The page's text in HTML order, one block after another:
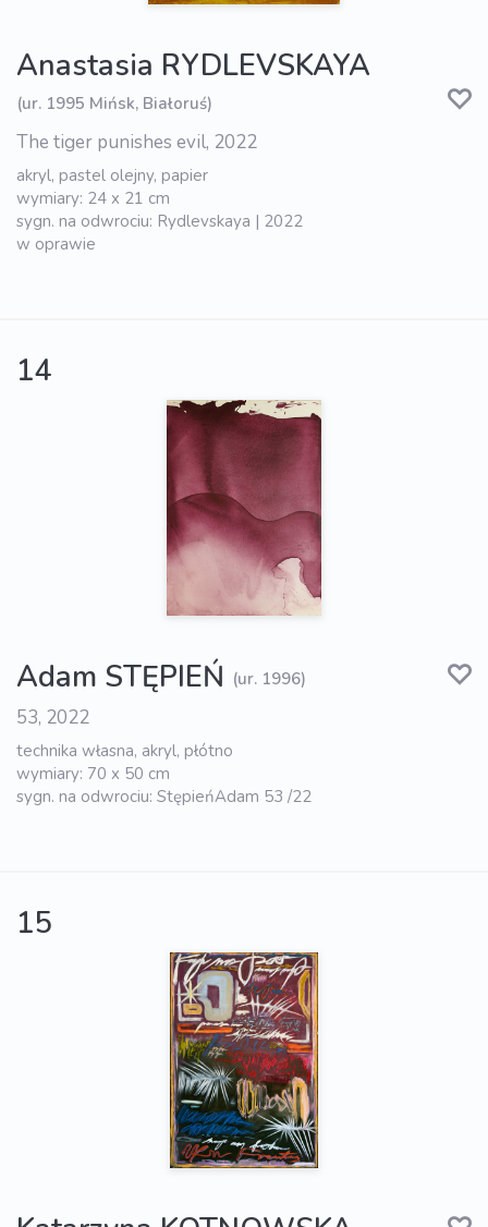
Anastasia RYDLEVSKAYA
(ur. 1995 Mińsk, Białoruś)
The tiger punishes evil, 2022
akryl, pastel olejny, papier
wymiary: 24 x 21 cm
sygn. na odwrociu: Rydlevskaya | 2022
w oprawie
14
Adam STĘPIEŃ (ur. 1996)
53, 2022
technika własna, akryl, płótno
wymiary: 70 x 50 cm
sygn. na odwrociu: StępieńAdam 53 /22
15